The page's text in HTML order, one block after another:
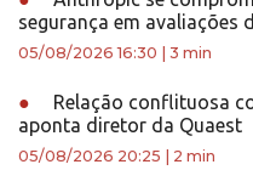
segurança em avaliações
05/08/2026 16:30 3 min
●
Relação conflituosa
aponta diretor da Quaest
05/08/2026 20:25 2 min